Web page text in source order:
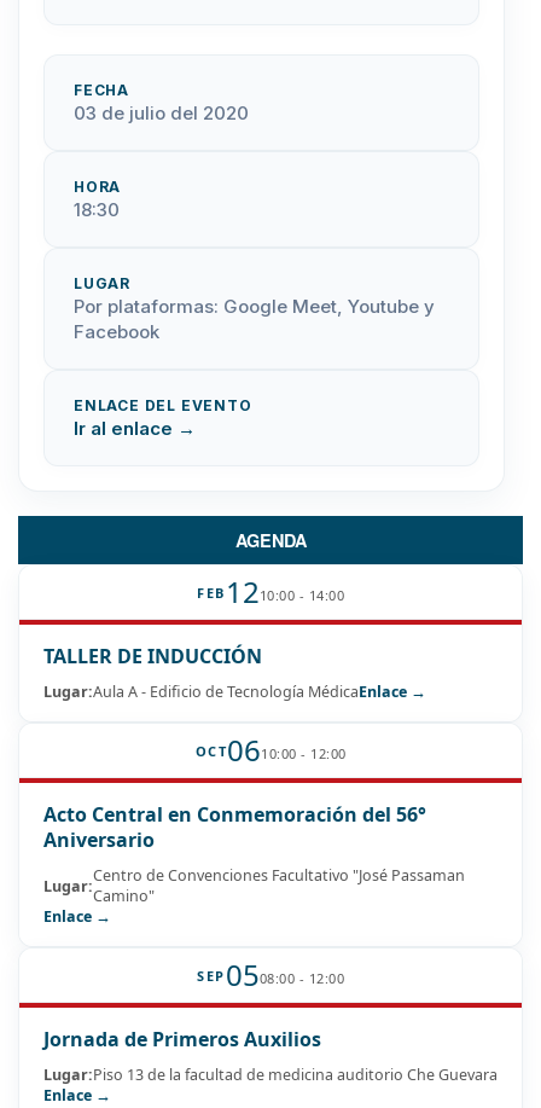
FECHA
03 de julio del 2020
HORA
18:30
LUGAR
Por plataformas: Google Meet, Youtube y
Facebook
ENLACE DEL EVENTO
Ir al enlace →
AGENDA
FEB 1210:00 - 14:00
TALLER DE INDUCCIÓN
Lugar:Aula A - Edificio de Tecnología MédicaEnlace →
OCT0610:00 - 12:00
Acto Central en Conmemoración del 56°
Aniversario
Lugar:Centro de Convenciones Facultativo "José Passaman
Camino"
Enlace →
SEP 0508:00 - 12:00
Jornada de Primeros Auxilios
Lugar:Piso 13 de la facultad de medicina auditorio Che Guevara
Enlace →